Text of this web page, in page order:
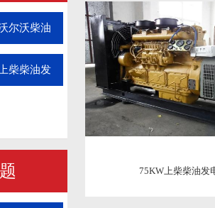
尔沃柴油
上柴柴油发
75KW上柴柴油发